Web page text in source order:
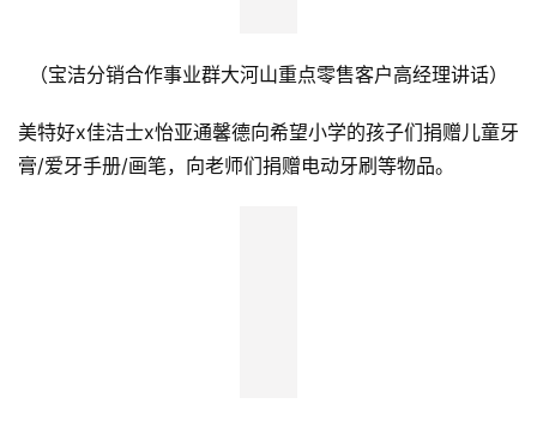
（宝洁分销合作事业群大河山重点零售客户高经理讲话）
美特好x佳洁士x怡亚通馨德向希望小学的孩子们捐赠儿童牙
膏/爱牙手册/画笔，向老师们捐赠电动牙刷等物品。